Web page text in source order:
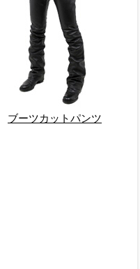
ブーツカットパンツ